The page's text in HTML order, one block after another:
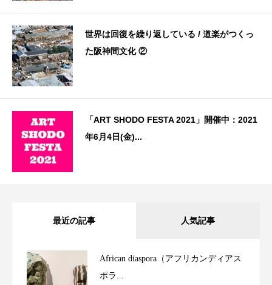
世界は回復を繰り返している / 道楽がつくっ
た阪神間文化 ②
「ART SHODO FESTA 2021」開催中：2021
年6月4日(金)...
最近の記事 人気記事
African diaspora（アフリカンディアス
ポラ...